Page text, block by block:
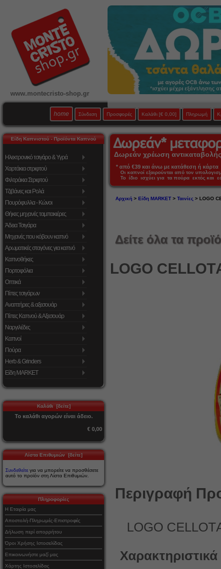
www.montecristo-shop.gr
home Σύνδεση Προσφορές Καλάθι [€ 0,00] Πληρωμή
Είδη Καπνιστού - Προϊόντα Καπνού
Ηλεκτρονικό τσιγάρο & Υγρά
Χαρτάκια στριφτού
Φιλτράκια Στριφτού
Τζιβάνες και Ρολά
Πουρόφυλλα - Κώνοι
Θήκες μηχανές ταμπακιέρες
Άδεια Τσιγάρα
Μηχανές που κόβουν καπνό
Αρωματικές σταγόνες για καπνό
Καπνοθήκες
Πορτοφόλια
Οπτικά
Πίπες τσιγάρων
Αναπτήρες & αξεσουάρ
Πίπες Καπνού & Αξεσουάρ
Ναργιλέδες
Καπνοί
Πούρα
Herb & Grinders
Είδη MARKET
Καλάθι [δείτε]
Το καλάθι αγορών είναι άδειο.
€ 0,00
Λίστα Επιθυμιών [δείτε]
Συνδεθείτε για να μπορείτε να προσθέσετε
αυτό το προϊόν στη Λίστα Επιθυμιών.
Πληροφορίες
Η Εταιρία μας
Αποστολή-Πληρωμές-Επιστροφές
Δήλωση περί απορρήτου
Όροι Χρήσης Ιστοσελίδας
Επικοινωνήστε μαζί μας
Χάρτης Ιστοσελίδας
Δωρεάν χρέωση
* από €39 και άνω με κατάθεση ή
Οι καπνοί εξαιρούνται από τον
Το ίδιο ισχύει για τα πούρα εκτός και
Αρχική> Είδη MARKET> Ταινίες> LOGO
Δείτε όλα τα
LOGO
Περιγραφή
LOGO
Χαρακτηριστικά